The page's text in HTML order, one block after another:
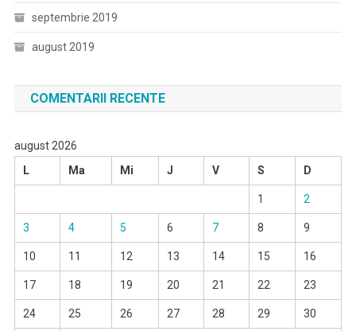
septembrie 2019
august 2019
COMENTARII RECENTE
august 2026
L
Ma Mi J V S D
1 2
3 4 5 6 7 8 9
10 11 12 13 14 15 16
17 18 19 20 21 22 23
24 25 26 27 28 29 30